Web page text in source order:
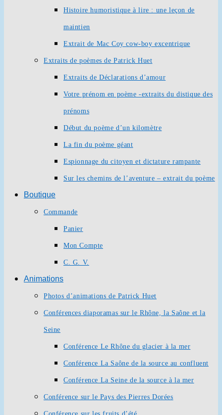
Histoire humoristique à lire : une leçon de
maintien
Extrait de Mac Coy cow-boy excentrique
Extraits de poèmes de Patrick Huet
Extraits de Déclarations d’amour
Votre prénom en poème -extraits du distique des
prénoms
Début du poème d’un kilomètre
La fin du poème géant
Espionnage du citoyen et dictature rampante
Sur les chemins de l’aventure – extrait du poème
Boutique
Commande
Panier
Mon Compte
C. G. V.
Animations
Photos d’animations de Patrick Huet
Conférences diaporamas sur le Rhône, la Saône et la
Seine
Conférence Le Rhône du glacier à la mer
Conférence La Saône de la source au confluent
Conférence La Seine de la source à la mer
Conférence sur le Pays des Pierres Dorées